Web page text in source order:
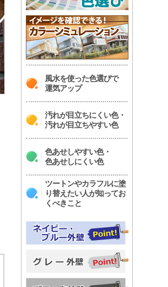
風水を使った色選びで
運気アップ
汚れが目立ちにくい色・
汚れが目立ちやすい色
色あせしやすい色・
色あせしにくい色
ツートンやカラフルに塗
り替えたい人が知ってお
くべきこと